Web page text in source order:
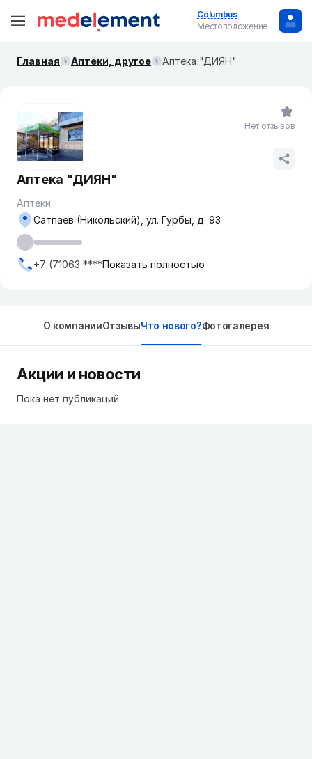
Columbus
Местоположение
Главная Аптеки, другое Аптека "ДИЯН"
Аптека "ДИЯН"
Аптеки
Сатпаев (Никольский), ул. Гурбы, д. 93
+7 (71063 ****Показать полностью
Нет отзывов
О компанииОтзывыЧто нового?Фотогалерея
Акции и новости
Пока нет публикаций